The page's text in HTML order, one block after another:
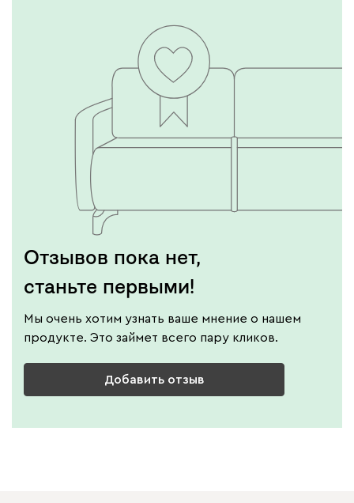
Отзывов пока нет,
станьте первыми!
Мы очень хотим узнать ваше мнение о нашем
продукте. Это займет всего пару кликов.
Добавить отзыв